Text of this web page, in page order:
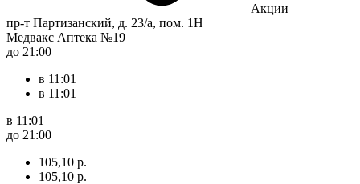
Акции
пр-т Партизанский, д. 23/а, пом. 1Н
Медвакс Аптека №19
до 21:00
в 11:01
в 11:01
в 11:01
до 21:00
105,10 р.
105,10 р.